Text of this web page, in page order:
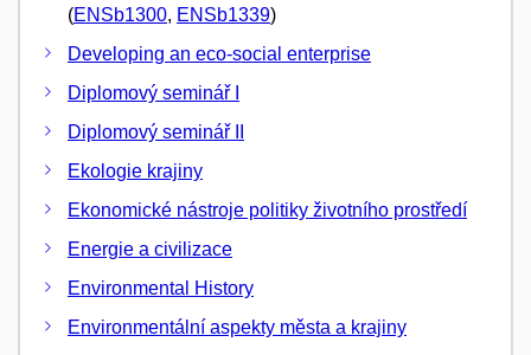
(ENSb1300, ENSb1339)
Developing an eco-social enterprise
Diplomový seminář I
Diplomový seminář II
Ekologie krajiny
Ekonomické nástroje politiky životního prostředí
Energie a civilizace
Environmental History
Environmentální aspekty města a krajiny